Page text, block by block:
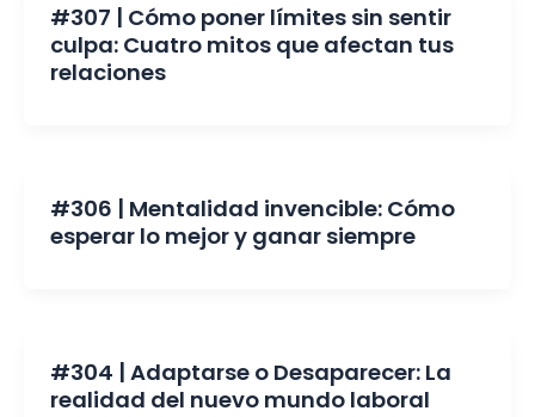
#307 | Cómo poner límites sin sentir
culpa: Cuatro mitos que afectan tus
relaciones
#306 | Mentalidad invencible: Cómo
esperar lo mejor y ganar siempre
#304 | Adaptarse o Desaparecer: La
realidad del nuevo mundo laboral